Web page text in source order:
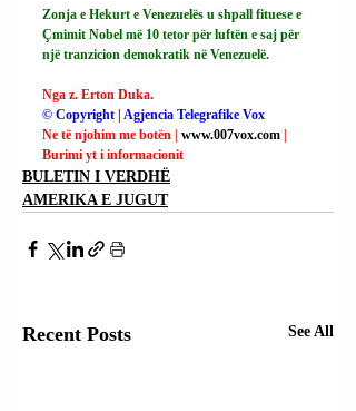
Zonja e Hekurt e Venezuelës u shpall fituese e
Çmimit Nobel më 10 tetor për luftën e saj për
një tranzicion demokratik në Venezuelë.
Nga z. Erton Duka.
© Copyright | Agjencia Telegrafike Vox
Ne të njohim me botën | www.007vox.com |
Burimi yt i informacionit
BULETIN I VERDHË
AMERIKA E JUGUT
Recent Posts See All